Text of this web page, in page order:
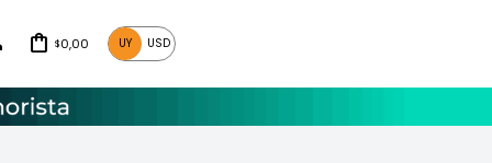
$0,00 UY USD